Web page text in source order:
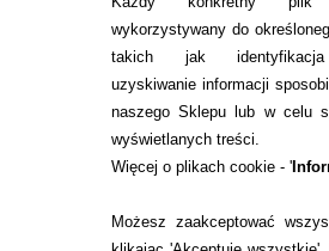
wykorzystywany do
takich jak identyfikacja
uzyskiwanie informacji
naszego Sklepu lub w celu
wyświetlanych treści.
Więcej o plikach cookie - '
Możesz zaakceptować
INFORMACJE
KONTAKT
TEL.